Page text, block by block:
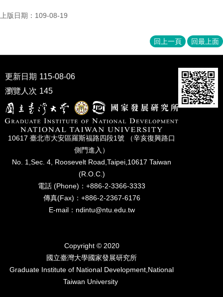
學
家
發
研
究
刊
口
上版日期：109-08-19
回上一頁 回最上面
更新日期 115-08-06
瀏覽人次 145
10617 臺北市⼤安區羅斯福路四段1號 （辛亥復興路⼝
側⾨進入）
No. 1,Sec. 4, Roosevelt Road,Taipei,10617 Taiwan
(R.O.C.)
電話 (Phone)：+886-2-3366-3333
傳真(Fax)：+886-2-2367-6176
E-mail：ndintu@ntu.edu.tw
Copyright © 2020
國立臺灣⼤學國家發展研究所
Graduate Institute of National Development,National
Taiwan University